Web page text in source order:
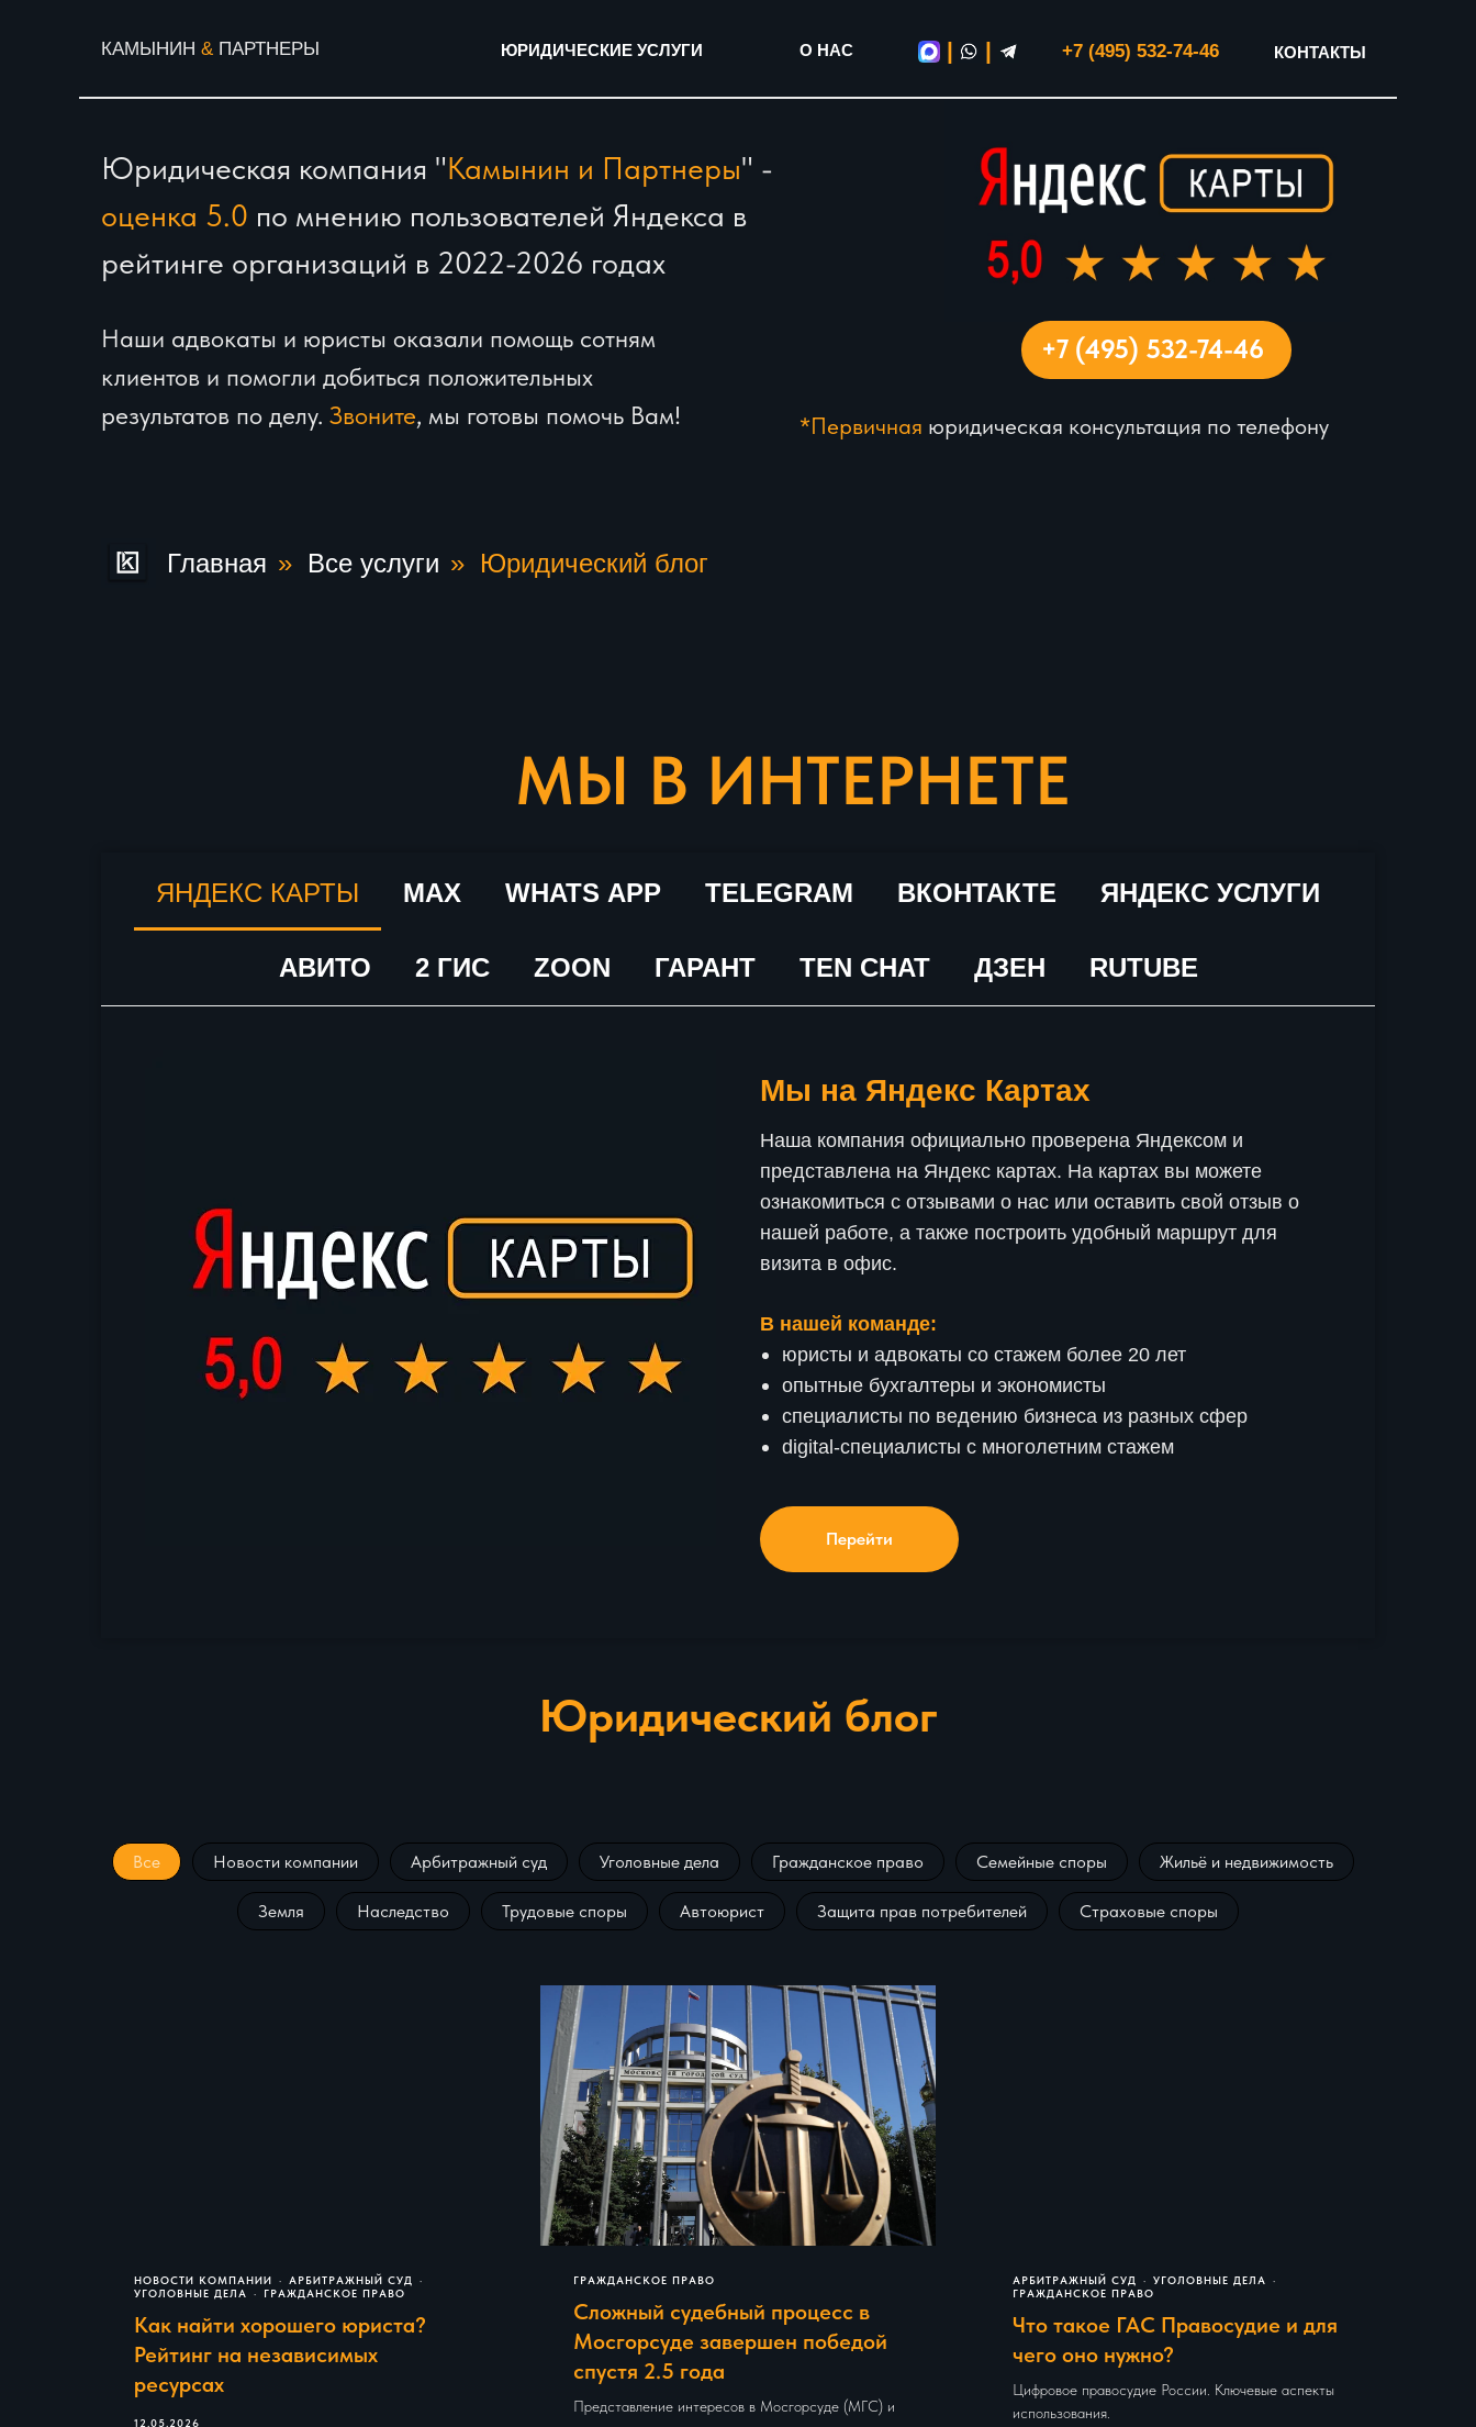
КАМЫНИН & ПАРТНЕРЫ ЮРИДИЧЕСКИЕ УСЛУГИ О НАС КОНТАКТЫ
+7 (495) 532-74-46
|
|
Юридическая компания "Камынин и Партнеры" -
оценка 5.0 по мнению пользователей Яндекса в
рейтинге организаций в 2022-2026 годах
Наши адвокаты и юристы оказали помощь сотням
клиентов и помогли добиться положительных
результатов по делу. Звоните, мы готовы помочь Вам! *Первичная юридическая консультация по телефону
+7 (495) 532-74-46
Главная » Все услуги » Юридический блог
МЫ В ИНТЕРНЕТЕ
ЯНДЕКС КАРТЫ MAX WHATS APP TELEGRAM ВКОНТАКТЕ ЯНДЕКС УСЛУГИ
АВИТО 2 ГИС ZOON ГАРАНТ TEN CHAT ДЗЕН RUTUBE
Мы на Яндекс Картах
Наша компания официально проверена Яндексом и
представлена на Яндекс картах. На картах вы можете
ознакомиться с отзывами о нас или оставить свой отзыв о
нашей работе, а также построить удобный маршрут для
визита в офис.
В нашей команде:
юристы и адвокаты со стажем более 20 лет
опытные бухгалтеры и экономисты
специалисты по ведению бизнеса из разных сфер
digital-специалисты с многолетним стажем
Перейти
Юридический блог
Все Новости компании Арбитражный суд Уголовные дела Гражданское право Семейные споры Жильё и недвижимость
Земля Наследство Трудовые споры Автоюрист Защита прав потребителей Страховые споры
НОВОСТИ КОМПАНИИ
АРБИТРАЖНЫЙ СУД
УГОЛОВНЫЕ ДЕЛА
ГРАЖДАНСКОЕ ПРАВО
Как найти хорошего юриста?
Рейтинг на независимых
ресурсах
12.05.2026
ГРАЖДАНСКОЕ ПРАВО
Сложный судебный процесс в
Мосгорсуде завершен победой
спустя 2.5 года
Представление интересов в Мосгорсуде (МГС) и
АРБИТРАЖНЫЙ СУД
УГОЛОВНЫЕ ДЕЛА
ГРАЖДАНСКОЕ ПРАВО
Что такое ГАС Правосудие и для
чего оно нужно?
Цифровое правосудие России. Ключевые аспекты
использования.